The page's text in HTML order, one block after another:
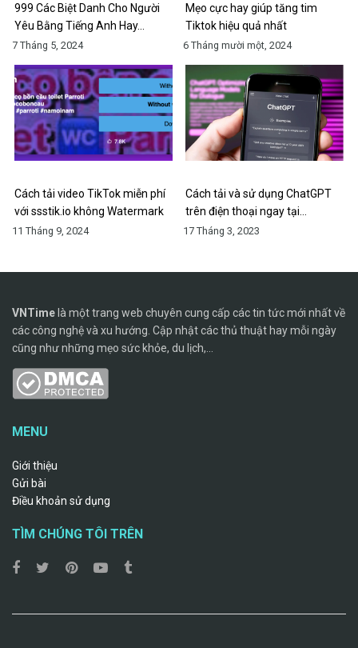
999 Các Biệt Danh Cho Người
Yêu Bằng Tiếng Anh Hay…
7 Tháng 5, 2024
Mẹo cực hay giúp tăng tim
Tiktok hiệu quả nhất
6 Tháng mười một, 2024
Cách tải video TikTok miễn phí
với ssstik.io không Watermark
11 Tháng 9, 2024
Cách tải và sử dụng ChatGPT
trên điện thoại ngay tại…
17 Tháng 3, 2023
VNTime là một trang web chuyên cung cấp các tin tức mới nhất về
các công nghệ và xu hướng. Cập nhật các thủ thuật hay mỗi ngày
cũng như những mẹo sức khỏe, du lịch,...
MENU
Giới thiệu
Gửi bài
Điều khoản sử dụng
TÌM CHÚNG TÔI TRÊN